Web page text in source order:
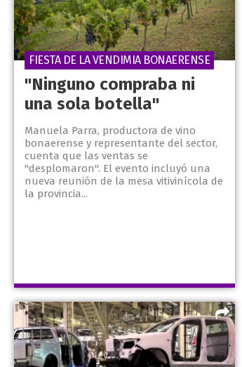
"Ninguno compraba ni
una sola botella"
Manuela Parra, productora de vino
bonaerense y representante del sector,
cuenta que las ventas se
"desplomaron". El evento incluyó una
nueva reunión de la mesa vitivinícola de
la provincia...
FIESTA DE LA VENDIMIA BONAERENSE